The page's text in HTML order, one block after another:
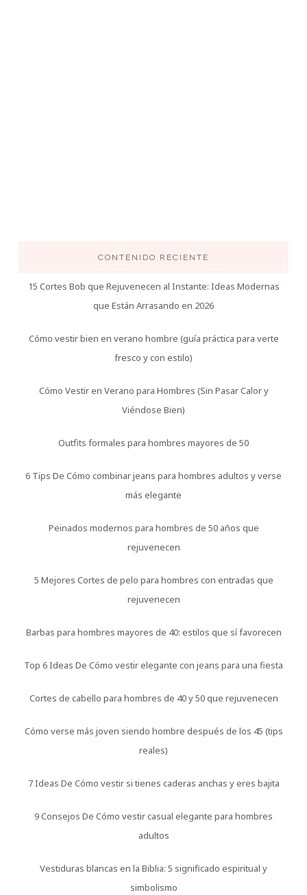
CONTENIDO RECIENTE
15 Cortes Bob que Rejuvenecen al Instante: Ideas Modernas
que Están Arrasando en 2026
Cómo vestir bien en verano hombre (guía práctica para verte
fresco y con estilo)
Cómo Vestir en Verano para Hombres (Sin Pasar Calor y
Viéndose Bien)
Outfits formales para hombres mayores de 50
6 Tips De Cómo combinar jeans para hombres adultos y verse
más elegante
Peinados modernos para hombres de 50 años que
rejuvenecen
5 Mejores Cortes de pelo para hombres con entradas que
rejuvenecen
Barbas para hombres mayores de 40: estilos que sí favorecen
Top 6 Ideas De Cómo vestir elegante con jeans para una fiesta
Cortes de cabello para hombres de 40 y 50 que rejuvenecen
Cómo verse más joven siendo hombre después de los 45 (tips
reales)
7 Ideas De Cómo vestir si tienes caderas anchas y eres bajita
9 Consejos De Cómo vestir casual elegante para hombres
adultos
Vestiduras blancas en la Biblia: 5 significado espiritual y
simbolismo